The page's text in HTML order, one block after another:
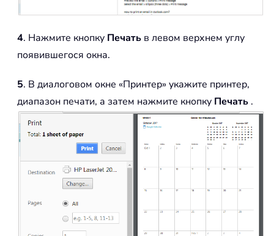
4. Нажмите кнопку Печать в левом верхнем углу
появившегося окна.
5. В диалоговом окне «Принтер» укажите принтер,
диапазон печати, а затем нажмите кнопку Печать .